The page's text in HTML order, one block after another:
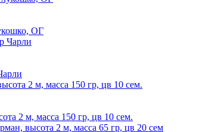
ОГ
2 м, масса 150 гр, цв 10 сем.